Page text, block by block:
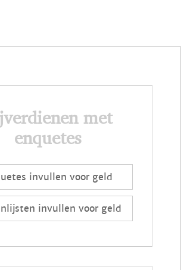
met
enquetes
invullen voor geld
invullen voor geld